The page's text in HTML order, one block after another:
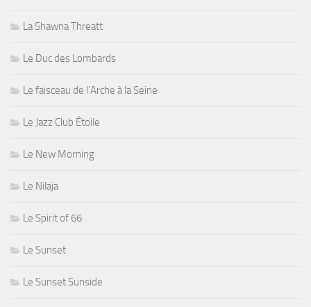
La Shawna Threatt
Le Duc des Lombards
Le faisceau de l'Arche à la Seine
Le Jazz Club Étoile
Le New Morning
Le Nilaja
Le Spirit of 66
Le Sunset
Le Sunset Sunside